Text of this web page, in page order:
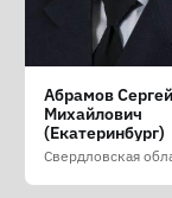
Абрамов Сергей
Михайлович
(Екатеринбург)
Свердловская